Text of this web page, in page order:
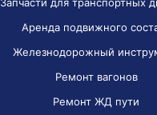
Аренда подвижного
Железнодорожный
Ремонт вагонов
Ремонт ЖД пути